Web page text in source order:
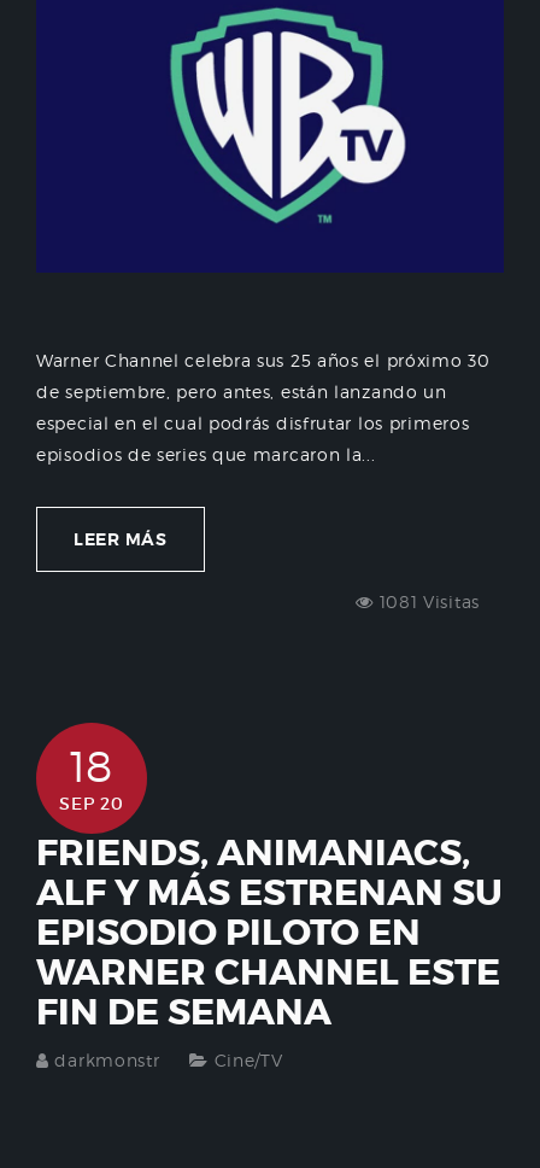
Warner Channel celebra sus 25 años el próximo 30
de septiembre, pero antes, están lanzando un
especial en el cual podrás disfrutar los primeros
episodios de series que marcaron la...
LEER MÁS
1081 Visitas
18
SEP 20
FRIENDS, ANIMANIACS,
ALF Y MÁS ESTRENAN SU
EPISODIO PILOTO EN
WARNER CHANNEL ESTE
FIN DE SEMANA
darkmonstr Cine/TV